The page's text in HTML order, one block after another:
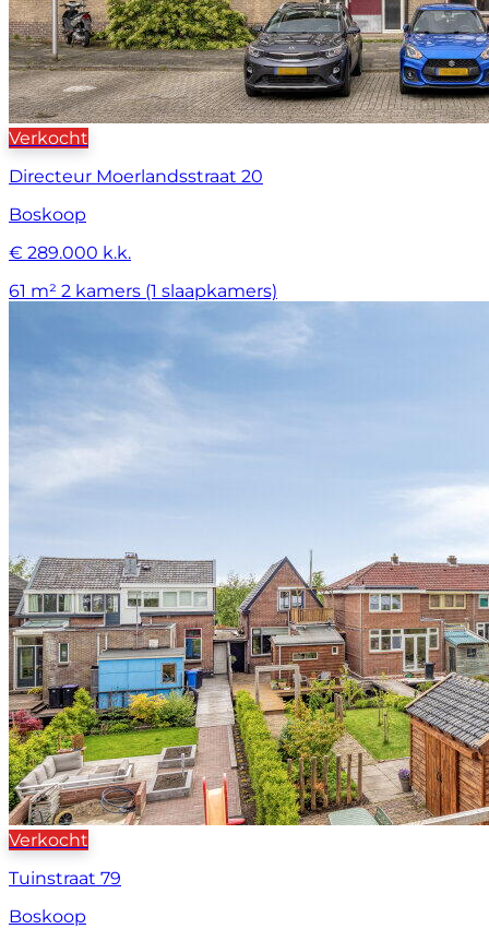
Verkocht
Directeur Moerlandsstraat 20
Boskoop
€ 289.000 k.k.
61 m² 2 kamers (1 slaapkamers)
Verkocht
Tuinstraat 79
Boskoop